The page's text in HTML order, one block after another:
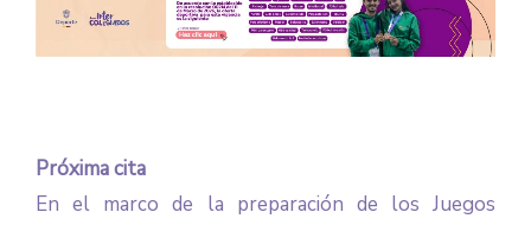
Próxima cita
En el marco de la preparación de los Juegos